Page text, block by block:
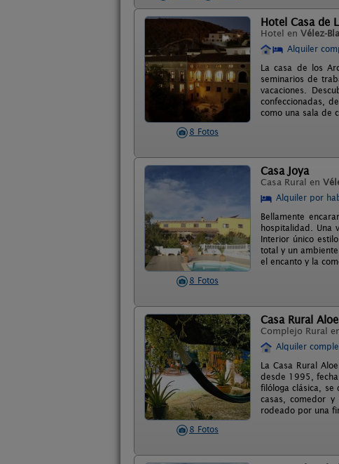
8 Fotos
Hotel Casa de
Hotel en Vélez-
Alquiler
La casa de los
seminarios de
vacaciones.
confeccionadas,
como una sala de
8 Fotos
Casa Joya
Casa Rural en
Alquiler por
Bellamente
hospitalidad. Una
Interior único
total y un
el encanto y la
8 Fotos
Casa Rural
Complejo Rural
Alquiler
La Casa Rural
desde 1995,
filóloga clásica,
casas, comedor
rodeado por una